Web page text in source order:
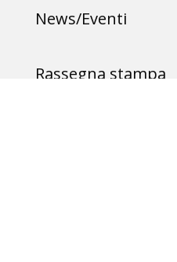
News/Eventi
Rassegna stampa